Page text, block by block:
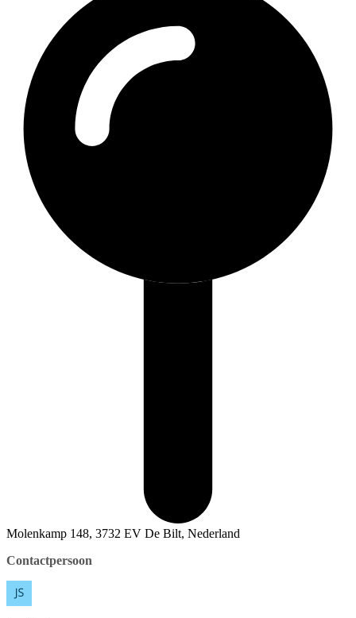
Molenkamp 148, 3732 EV De Bilt, Nederland
Contactpersoon